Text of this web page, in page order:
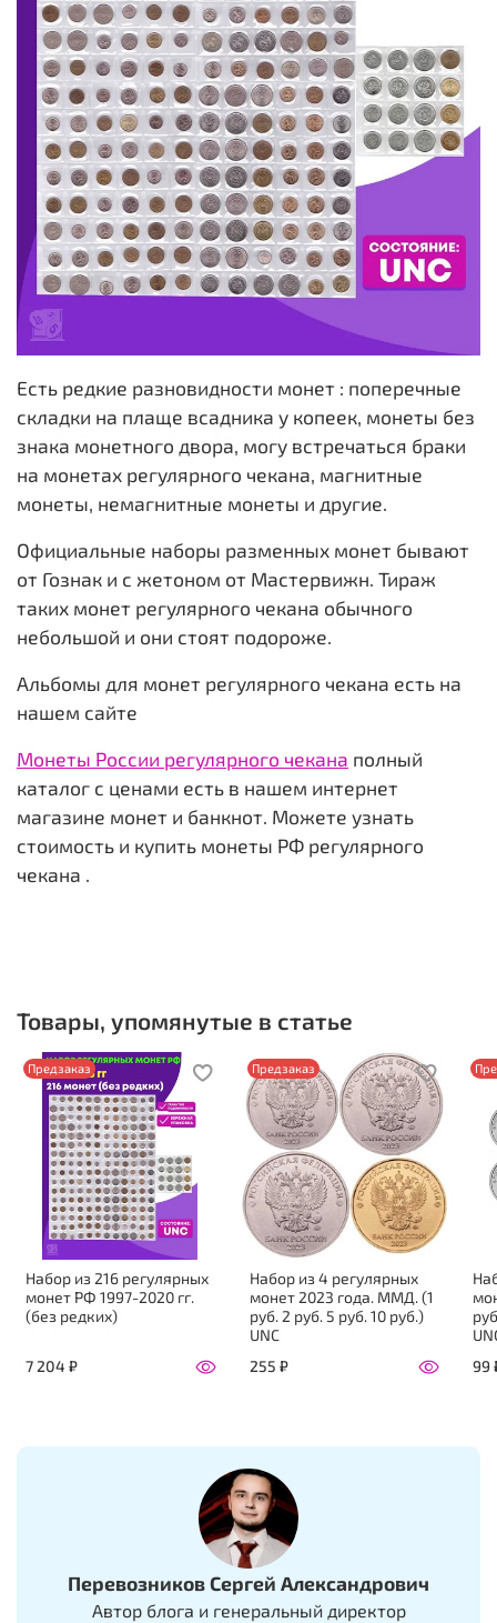
Есть редкие разновидности монет : поперечные
складки на плаще всадника у копеек, монеты без
знака монетного двора, могу встречаться браки
на монетах регулярного чекана, магнитные
монеты, немагнитные монеты и другие.
Официальные наборы разменных монет бывают
от Гознак и с жетоном от Мастервижн. Тираж
таких монет регулярного чекана обычного
небольшой и они стоят подороже.
Альбомы для монет регулярного чекана есть на
нашем сайте
Монеты России регулярного чекана полный
каталог с ценами есть в нашем интернет
магазине монет и банкнот. Можете узнать
стоимость и купить монеты РФ регулярного
чекана .
Товары, упомянутые в статье
Предзаказ
Набор из 216 регулярных
монет РФ 1997-2020 гг.
(без редких)
7 204 ₽
Предзаказ
Набор из 4 регулярных
монет 2023 года. ММД. (1
руб. 2 руб. 5 руб. 10 руб.)
UNC
255 ₽
99
Перевозников Сергей Александрович
Автор блога и генеральный директор